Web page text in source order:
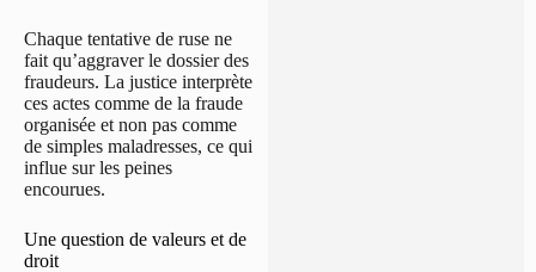
Chaque tentative de ruse ne
fait qu’aggraver le dossier des
fraudeurs. La justice interprète
ces actes comme de la fraude
organisée et non pas comme
de simples maladresses, ce qui
influe sur les peines
encourues.
Une question de valeurs et de
droit